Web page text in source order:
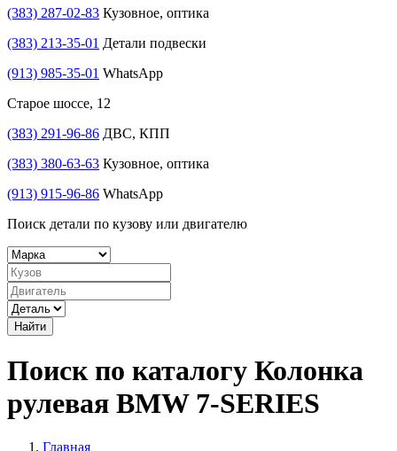
(383) 287-02-83 Кузовное, оптика
(383) 213-35-01 Детали подвески
(913) 985-35-01 WhatsApp
Старое шоссе, 12
(383) 291-96-86 ДВС, КПП
(383) 380-63-63 Кузовное, оптика
(913) 915-96-86 WhatsApp
Поиск детали по кузову или двигателю
Найти
Поиск по каталогу Колонка
рулевая BMW 7-SERIES
Главная